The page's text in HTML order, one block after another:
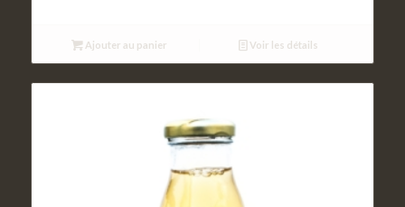
Ajouter au panier Voir les détails